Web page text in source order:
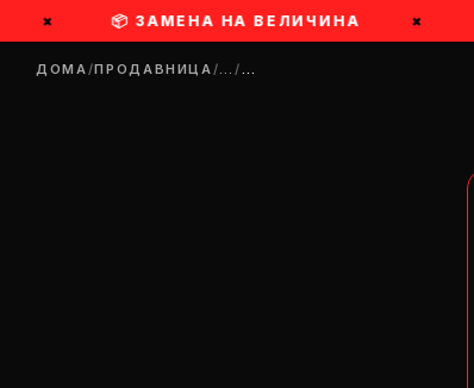
× 📦 ЗАМЕНА НА ВЕЛИЧИНА ×
ДОМА/ПРОДАВНИЦА/…/…